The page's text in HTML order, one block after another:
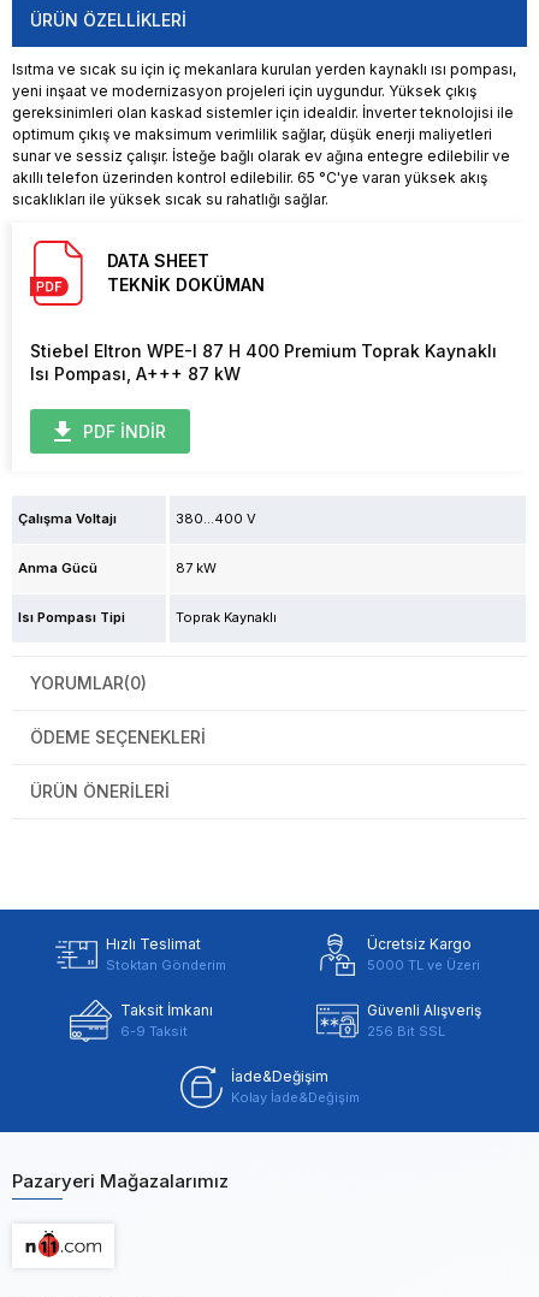
ÜRÜN ÖZELLIKLERI
Isıtma ve sıcak su için iç mekanlara kurulan yerden kaynaklı ısı pompası,
yeni inşaat ve modernizasyon projeleri için uygundur. Yüksek çıkış
gereksinimleri olan kaskad sistemler için idealdir. İnverter teknolojisi ile
optimum çıkış ve maksimum verimlilik sağlar, düşük enerji maliyetleri
sunar ve sessiz çalışır. İsteğe bağlı olarak ev ağına entegre edilebilir ve
akıllı telefon üzerinden kontrol edilebilir. 65 °C'ye varan yüksek akış
sıcaklıkları ile yüksek sıcak su rahatlığı sağlar.
DATA SHEET
TEKNİK DOKÜMAN
Stiebel Eltron WPE-I 87 H 400 Premium Toprak Kaynaklı
Isı Pompası, A+++ 87 kW
PDF İNDİR
Çalışma Voltajı 380...400 V
Anma Gücü 87 kW
Isı Pompası Tipi Toprak Kaynaklı
YORUMLAR(0)
ÖDEME SEÇENEKLERI
ÜRÜN ÖNERILERI
Hızlı Teslimat
Stoktan Gönderim
Ücretsiz Kargo
5000 TL ve Üzeri
Taksit İmkanı
6-9 Taksit
Güvenli Alışveriş
256 Bit SSL
İade&Değişim
Kolay İade&Değişim
Pazaryeri Mağazalarımız